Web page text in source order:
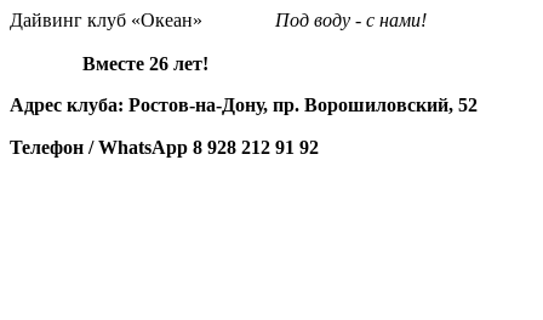
Дайвинг клуб «Океан» Под воду - с нами!
Вместе 26 лет!
Адрес клуба: Ростов-на-Дону, пр. Ворошиловский, 52
Телефон / WhatsApp 8 928 212 91 92